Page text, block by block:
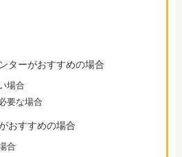
ターがおすすめの場合
場合
要な場合
おすすめの場合
合